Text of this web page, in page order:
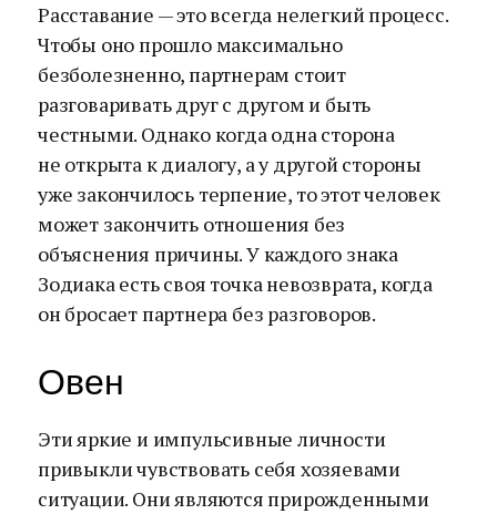
Расставание — это всегда нелегкий процесс.
Чтобы оно прошло максимально
безболезненно, партнерам стоит
разговаривать друг с другом и быть
честными. Однако когда одна сторона
не открыта к диалогу, а у другой стороны
уже закончилось терпение, то этот человек
может закончить отношения без
объяснения причины. У каждого знака
Зодиака есть своя точка невозврата, когда
он бросает партнера без разговоров.
Овен
Эти яркие и импульсивные личности
привыкли чувствовать себя хозяевами
ситуации. Они являются прирожденными